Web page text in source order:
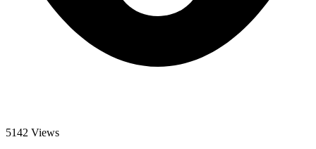
5142 Views